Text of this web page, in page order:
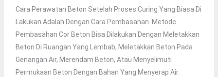
Cara Perawatan Beton Setelah Proses Curing Yang Biasa Di
Lakukan Adalah Dengan Cara Pembasahan. Metode
Pembasahan Cor Beton Bisa Dilakukan Dengan Meletakkan
Beton Di Ruangan Yang Lembab, Meletakkan Beton Pada
Genangan Air, Merendam Beton, Atau Menyelimuti
Permukaan Beton Dengan Bahan Yang Menyerap Air.